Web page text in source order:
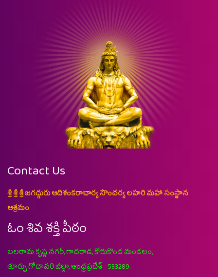
Contact Us
శ్రీ శ్రీ శ్రీ జగద్గురు ఆదిశంకరాచార్య సౌందర్య లహరి మహా సంస్థాన
ఆశ్రమం
ఓం శివ శక్తి పీఠం
బలరామ కృష్ణ నగర్, గాదరాడ, కోరుకొండ మండలం,
తూర్పు గోదావరి జిల్లా, ఆంధ్రప్రదేశ్ - 533289.